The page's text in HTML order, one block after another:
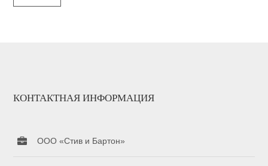
КОНТАКТНАЯ ИНФОРМАЦИЯ
ООО «Стив и Бартон»